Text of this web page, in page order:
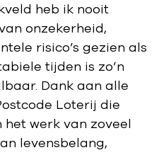
heb ik nooit
onzekerheid,
risico’s gezien als
tijden is zo’n
Dank aan alle
Loterij die
het werk van zoveel
levensbelang,